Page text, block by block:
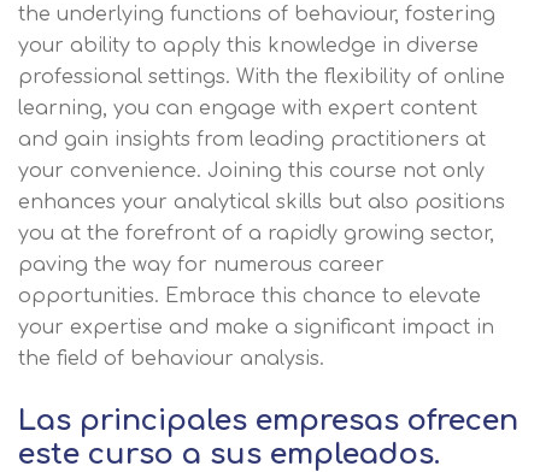
the underlying functions of behaviour, fostering
your ability to apply this knowledge in diverse
professional settings. With the flexibility of online
learning, you can engage with expert content
and gain insights from leading practitioners at
your convenience. Joining this course not only
enhances your analytical skills but also positions
you at the forefront of a rapidly growing sector,
paving the way for numerous career
opportunities. Embrace this chance to elevate
your expertise and make a significant impact in
the field of behaviour analysis.
Las principales empresas ofrecen
este curso a sus empleados.